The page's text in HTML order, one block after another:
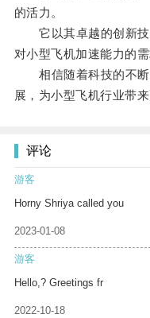
的活力。
它以其卓越的创新技
对小型飞机加速能力的需
相信随着科技的不断
展，为小型飞机行业带
评论
游客
Horny Shriya called you
2023-01-08
游客
Hello,? Greetings fr
2022-10-18